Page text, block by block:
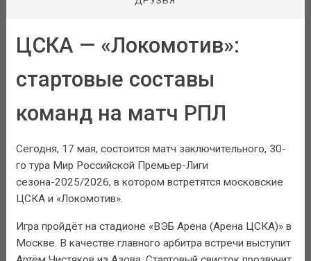
ЦСКА — «Локомотив»:
стартовые составы
команд на матч РПЛ
Сегодня, 17 мая, состоится матч заключительного, 30-
го тура Мир Российской Премьер-Лиги
сезона-2025/2026, в котором встретятся московские
ЦСКА и «Локомотив».
Игра пройдёт на стадионе «ВЭБ Арена (Арена ЦСКА)» в
Москве. В качестве главного арбитра встречи выступит